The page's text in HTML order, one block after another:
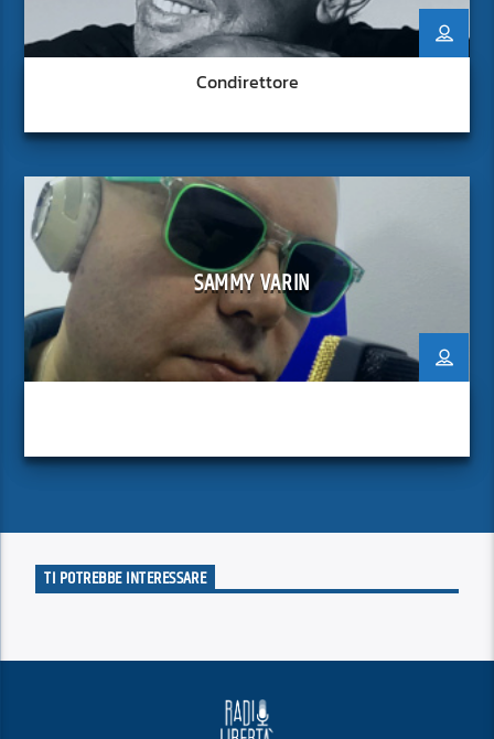
Condirettore
SAMMY VARIN
TI POTREBBE INTERESSARE